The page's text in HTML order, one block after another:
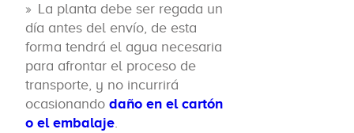
La planta debe ser regada un
día antes del envío, de esta
forma tendrá el agua necesaria
para afrontar el proceso de
transporte, y no incurrirá
ocasionando daño en el cartón
o el embalaje.